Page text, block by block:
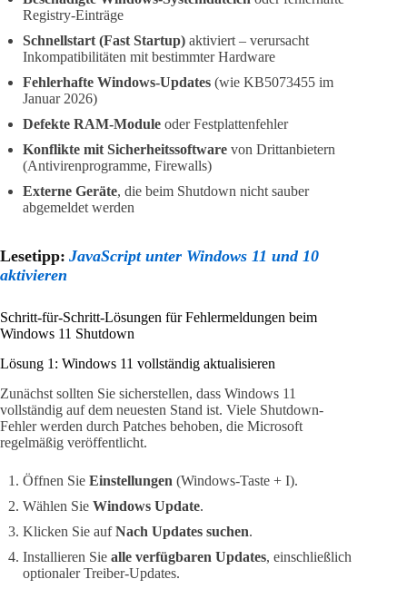
Registry-Einträge
Schnellstart (Fast Startup) aktiviert – verursacht
Inkompatibilitäten mit bestimmter Hardware
Fehlerhafte Windows-Updates (wie KB5073455 im
Januar 2026)
Defekte RAM-Module oder Festplattenfehler
Konflikte mit Sicherheitssoftware von Drittanbietern
(Antivirenprogramme, Firewalls)
Externe Geräte, die beim Shutdown nicht sauber
abgemeldet werden
Lesetipp: JavaScript unter Windows 11 und 10
aktivieren
Schritt-für-Schritt-Lösungen für Fehlermeldungen beim
Windows 11 Shutdown
Lösung 1: Windows 11 vollständig aktualisieren
Zunächst sollten Sie sicherstellen, dass Windows 11
vollständig auf dem neuesten Stand ist. Viele Shutdown-
Fehler werden durch Patches behoben, die Microsoft
regelmäßig veröffentlicht.
Öffnen Sie Einstellungen (Windows-Taste + I).
Wählen Sie Windows Update.
Klicken Sie aufNach Updates suchen.
Installieren Sie alle verfügbaren Updates, einschließlich
optionaler Treiber-Updates.